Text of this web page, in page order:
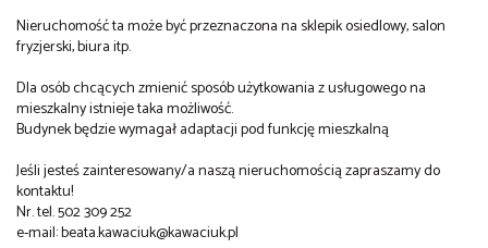
Nieruchomość ta może być przeznaczona na sklepik osiedlowy, salon
fryzjerski, biura itp.
Dla osób chcących zmienić sposób użytkowania z usługowego na
mieszkalny istnieje taka możliwość.
Budynek będzie wymagał adaptacji pod funkcję mieszkalną
Jeśli jesteś zainteresowany/a naszą nieruchomością zapraszamy do
kontaktu!
Nr. tel. 502 309 252
e-mail: beata.kawaciuk@kawaciuk.pl